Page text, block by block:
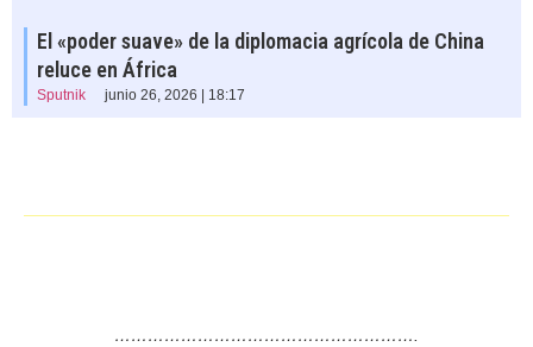
El «poder suave» de la diplomacia agrícola de China
reluce en África
Sputnik junio 26, 2026 | 18:17
……………………………………………….